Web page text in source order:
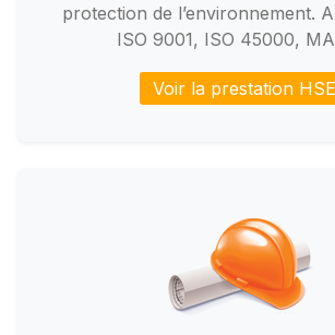
protection de l’environnement.
ISO 9001, ISO 45000,
Voir la prestation HSE